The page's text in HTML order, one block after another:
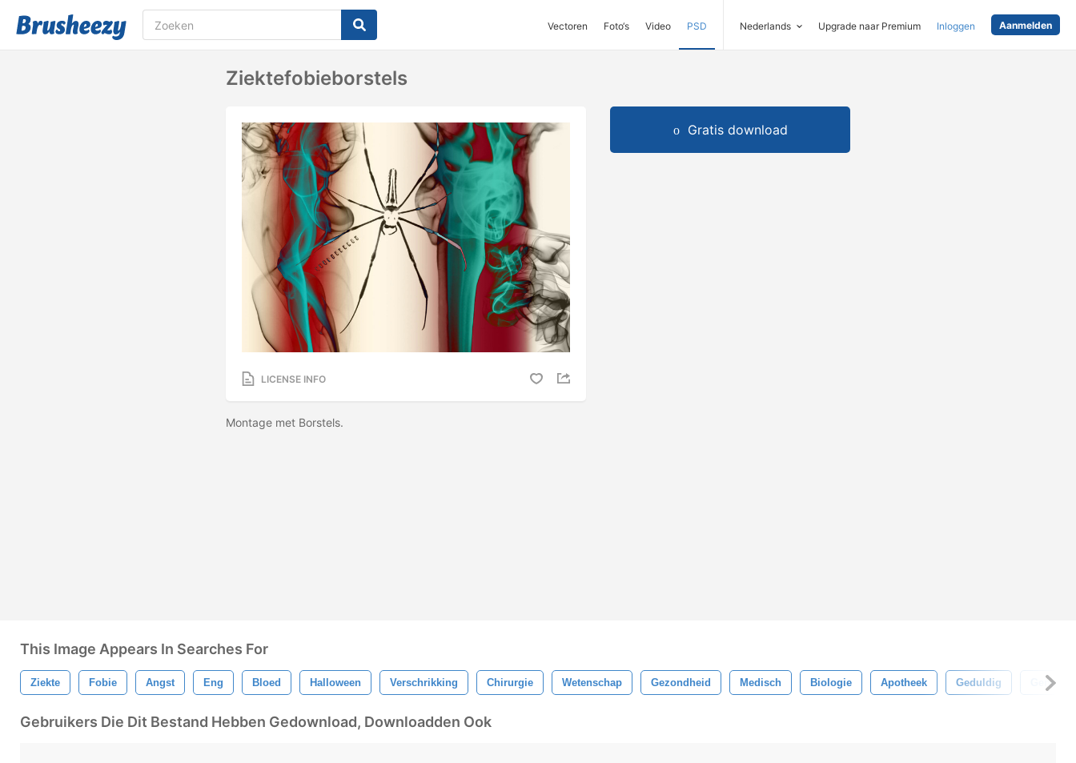
Vectoren Foto‘s Video PSD Nederlands Upgrade naar Premium Inloggen Aanmelden
Ziektefobieborstels
LICENSE INFO
Montage met Borstels.
Gratis download
This Image Appears In Searches For
Ziekte Fobie Angst Eng Bloed Halloween Verschrikking Chirurgie Wetenschap Gezondheid Medisch Biologie Apotheek Geduldig
Gebruikers Die Dit Bestand Hebben Gedownload, Downloadden Ook